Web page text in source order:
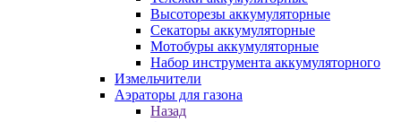
Высоторезы аккумуляторные
Секаторы аккумуляторные
Мотобуры аккумуляторные
Набор инструмента аккумуляторного
Измельчители
Аэраторы для газона
Назад